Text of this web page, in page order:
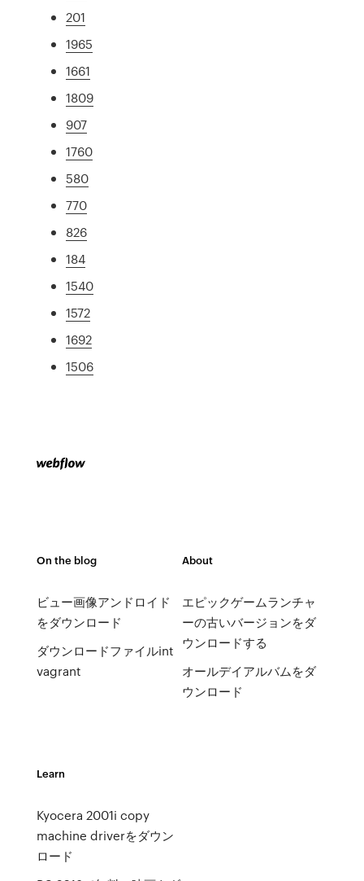
201
1965
1661
1809
907
1760
580
770
826
184
1540
1572
1692
1506
On the blog
ビュー画像アンドロイド
をダウンロード
ダウンロードファイルint
vagrant
About
エピックゲームランチャ
ーの古いバージョンをダ
ウンロードする
オールデイアルバムをダ
ウンロード
Learn
Kyocera 2001i copy
machine driverをダウン
ロード